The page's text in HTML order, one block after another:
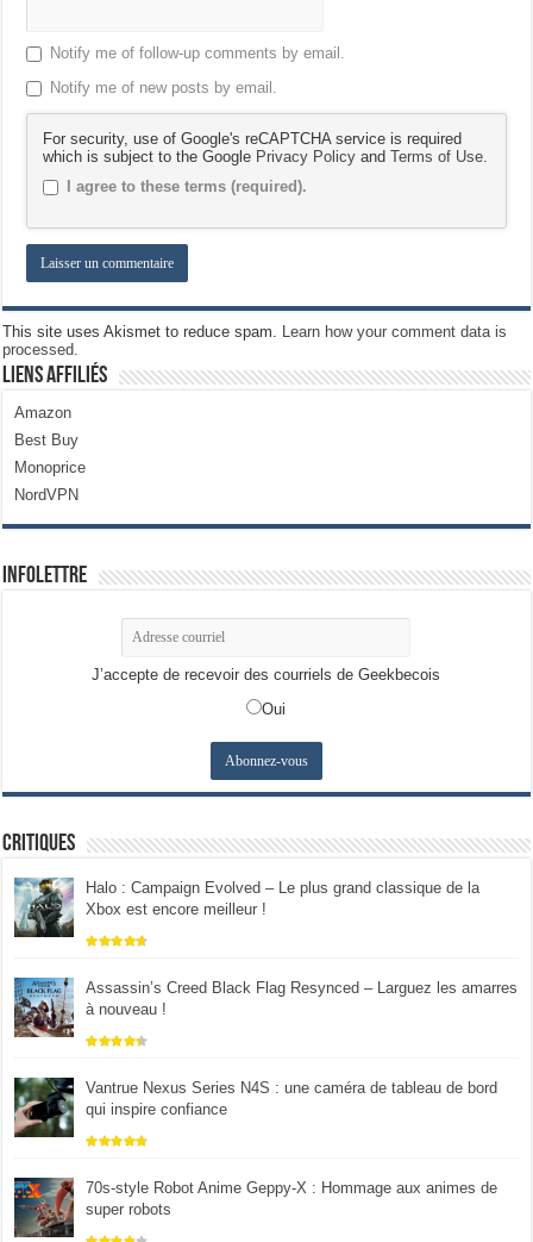
Notify me of follow-up comments by email.
Notify me of new posts by email.
For security, use of Google's reCAPTCHA service is required
which is subject to the Google Privacy Policy andTerms of Use.
I agree to these terms (required).
This site uses Akismet to reduce spam. Learn how your comment data is
processed.
Liens Affiliés
Amazon
Best Buy
Monoprice
NordVPN
Infolettre
J’accepte de recevoir des courriels de Geekbecois
Oui
Critiques
Halo : Campaign Evolved – Le plus grand classique de la
Xbox est encore meilleur !
Assassin’s Creed Black Flag Resynced – Larguez les amarres
à nouveau !
Vantrue Nexus Series N4S : une caméra de tableau de bord
qui inspire confiance
70s-style Robot Anime Geppy-X : Hommage aux animes de
super robots